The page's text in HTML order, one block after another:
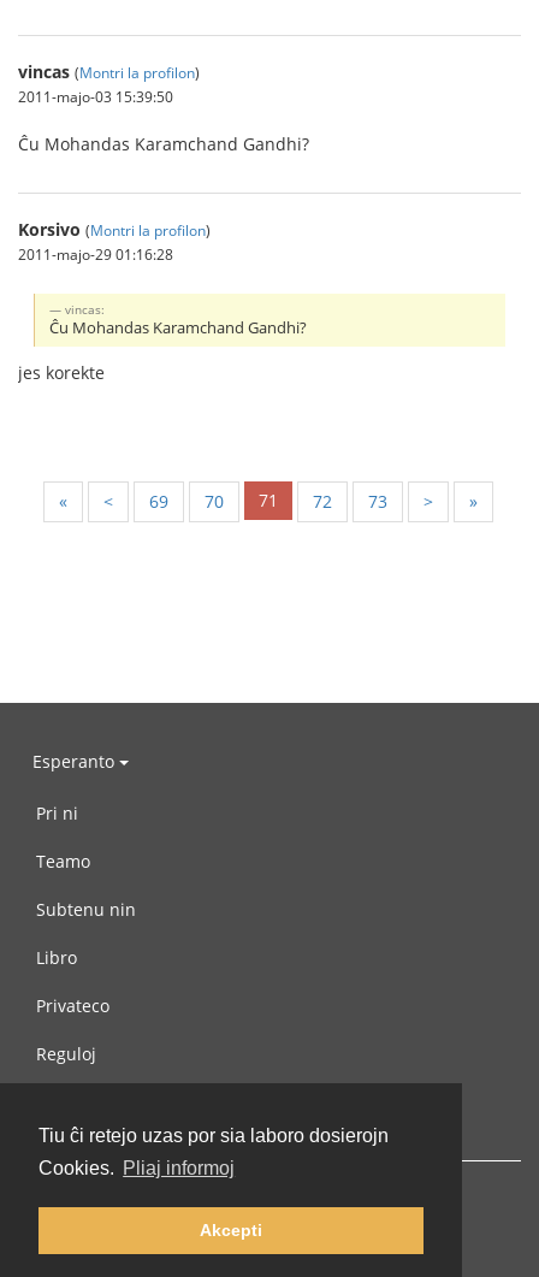
Tiu ĉi retejo uzas por sia laboro dosierojn
Cookies. Pliaj informoj
Akcepti
vincas (Montri la profilon)
2011-majo-03 15:39:50
Ĉu Mohandas Karamchand Gandhi?
Korsivo (Montri la profilon)
2011-majo-29 01:16:28
vincas:
Ĉu Mohandas Karamchand Gandhi?
jes korekte
« < 69 70 71 72 73 > »
Esperanto
Pri ni
Teamo
Subtenu nin
Libro
Privateco
Reguloj
© 2002-2026 lernu.net |Impressum